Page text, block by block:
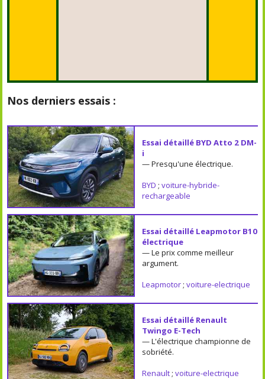
Nos derniers essais :
Essai détaillé BYD Atto 2 DM-
i
— Presqu'une électrique.
BYD ; voiture-hybride-
rechargeable
Essai détaillé Leapmotor B10
électrique
— Le prix comme meilleur
argument.
Leapmotor; voiture-electrique
Essai détaillé Renault
Twingo E-Tech
— L'électrique championne de
sobriété.
Renault; voiture-electrique